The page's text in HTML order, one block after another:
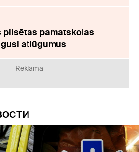
pilsētas pamatskolas
atlūgumus
Reklāma